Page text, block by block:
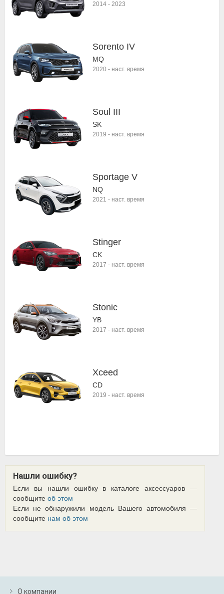
2014 - 2023
Sorento IV
MQ
2020 - наст. время
Soul III
SK
2019 - наст. время
Sportage V
NQ
2021 - наст. время
Stinger
CK
2017 - наст. время
Stonic
YB
2017 - наст. время
Xceed
CD
2019 - наст. время
Нашли ошибку?
Если вы нашли ошибку в каталоге аксессуаров —
сообщите об этом
Если не обнаружили модель Вашего автомобиля —
сообщите нам об этом
О компании